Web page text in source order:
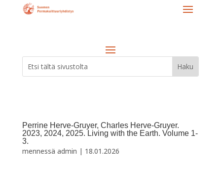
Perrine Herve-Gruyer, Charles Herve-Gruyer.
2023, 2024, 2025. Living with the Earth. Volume 1-
3.
mennessä admin | 18.01.2026